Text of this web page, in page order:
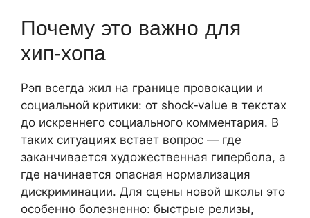
Почему это важно для
хип‑хопа
Рэп всегда жил на границе провокации и
социальной критики: от shock‑value в текстах
до искреннего социального комментария. В
таких ситуациях встает вопрос — где
заканчивается художественная гипербола, а
где начинается опасная нормализация
дискриминации. Для сцены новой школы это
особенно болезненно: быстрые релизы,